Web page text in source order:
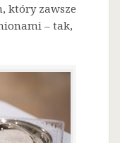
który zawsze
– tak,